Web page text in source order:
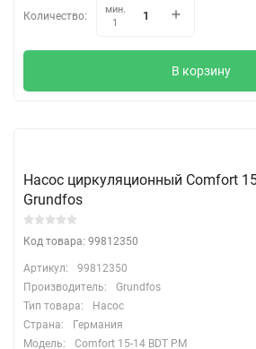
Количество:
мин.
1
В корзину
Насос циркуляционный Comfort
Grundfos
Код товара: 99812350
Артикул:
99812350
Производитель:
Grundfos
Тип товара:
Насос
Страна:
Германия
Модель:
Comfort 15-14 BDT PM